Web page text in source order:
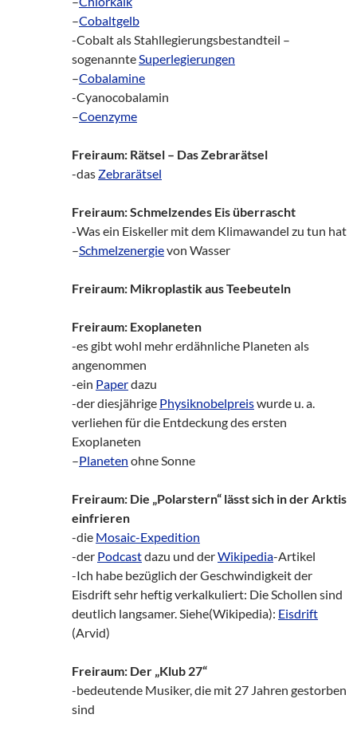
–Cobaltgelb
-Cobalt als Stahllegierungsbestandteil –
sogenannteSuperlegierungen
–Cobalamine
-Cyanocobalamin
–Coenzyme
Freiraum: Rätsel – Das Zebrarätsel
-das Zebrarätsel
Freiraum: Schmelzendes Eis überrascht
-Was ein Eiskeller mit dem Klimawandel zu tun hat
–Schmelzenergievon Wasser
Freiraum: Mikroplastik aus Teebeuteln
Freiraum: Exoplaneten
-es gibt wohl mehr erdähnliche Planeten als
angenommen
-ein Paperdazu
-der diesjährige Physiknobelpreiswurde u. a.
verliehen für die Entdeckung des ersten
Exoplaneten
–Planeten ohne Sonne
Freiraum: Die „Polarstern“ lässt sich in der Arktis
einfrieren
-die Mosaic-Expedition
-der Podcastdazu und derWikipedia-Artikel
-Ich habe bezüglich der Geschwindigkeit der
Eisdrift sehr heftig verkalkuliert: Die Schollen sind
deutlich langsamer. Siehe(Wikipedia): Eisdrift
(Arvid)
Freiraum: Der „Klub 27“
-bedeutende Musiker, die mit 27 Jahren gestorben
sind